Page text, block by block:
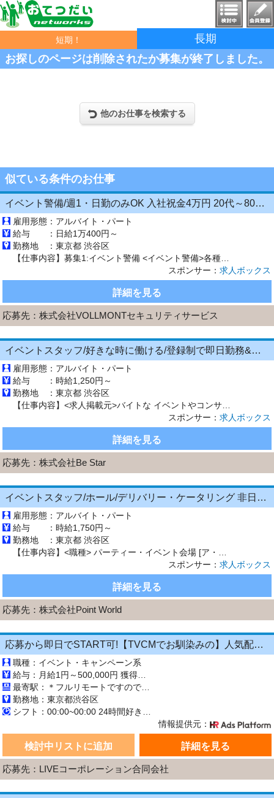
短期！
長期
お探しのページは削除されたか募集が終了しました。
他のお仕事を検索する
似ている条件のお仕事
イベント警備/週1・日勤のみOK 入社祝金4万円 20代～80代現役活躍中 未経験歓迎 イベント会場周辺の警備
雇用形態： アルバイト・パート
給与 ： 日給1万400円～
勤務地 ： 東京都 渋谷区
スポンサー： 求人ボックス
詳細を見る
応募先： 株式会社VOLLMONTセキュリティサービス
イベントスタッフ/好きな時に働ける/登録制で即日勤務&お友達とのご応募も大歓迎/東京都/渋谷区
雇用形態： アルバイト・パート
給与 ： 時給1,250円～
勤務地 ： 東京都 渋谷区
スポンサー： 求人ボックス
詳細を見る
応募先： 株式会社Be Star
イベントスタッフ/ホール/デリバリー・ケータリング 非日常 イベント パーティー会場のケータリングバイト
雇用形態： アルバイト・パート
給与 ： 時給1,750円～
勤務地 ： 東京都 渋谷区
スポンサー： 求人ボックス
詳細を見る
応募先： 株式会社Point World
応募から即日でSTART可!【TVCMでお馴染みの】人気配信アプリ『ポコチャ』でのライブ配信のお仕事
職種：イベント・キャンペーン系
勤務地：東京都渋谷区
情報提供元：
検討中リストに追加 詳細を見る
応募先：LIVEコーポレーション合同会社